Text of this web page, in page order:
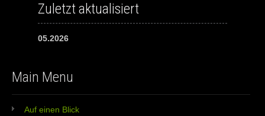
Zuletzt aktualisiert
05.2026
Main Menu
Auf einen Blick